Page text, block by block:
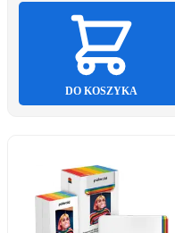
DO KOSZYKA